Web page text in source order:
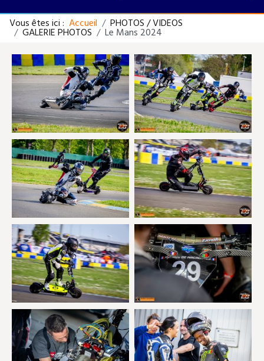
Vous êtes ici : Accueil PHOTOS / VIDEOS
GALERIE PHOTOS Le Mans 2024